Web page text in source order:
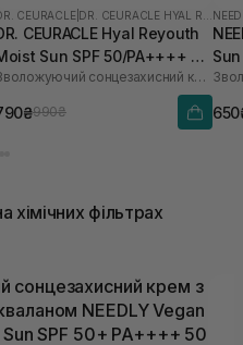
CEURACLE
CEURACLE Hyal Reyouth
Sun SPF 50/PA++++ 50
Зволожуючий сонцезахисний крем для обличчя з гіалуроновою кислотою
990₴
хімічних фільтрах
сонцезахисний крем з
NEEDLY Vegan
SPF 50+ PA++++ 50